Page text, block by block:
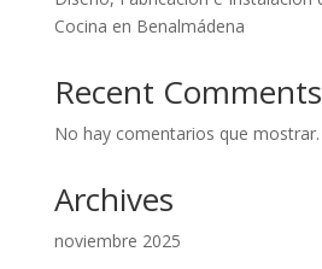
Cocina en Benalmádena
Recent Comments
No hay comentarios que mostrar.
Archives
noviembre 2025